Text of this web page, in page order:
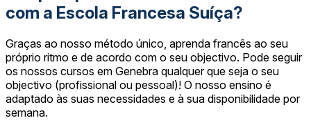
com a Escola Francesa Suíça?
Graças ao nosso método único, aprenda francês ao seu
próprio ritmo e de acordo com o seu objectivo. Pode seguir
os nossos cursos em Genebra qualquer que seja o seu
objectivo (profissional ou pessoal)! O nosso ensino é
adaptado às suas necessidades e à sua disponibilidade por
semana.